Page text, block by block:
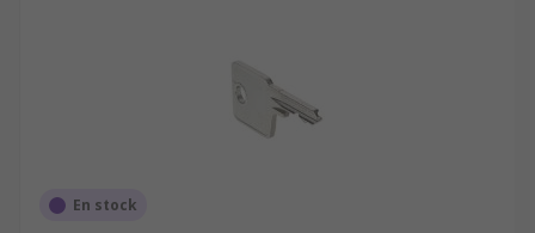
En stock